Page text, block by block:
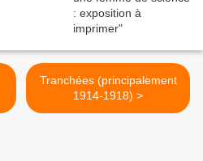
Tranchées (principalement
1914-1918) >